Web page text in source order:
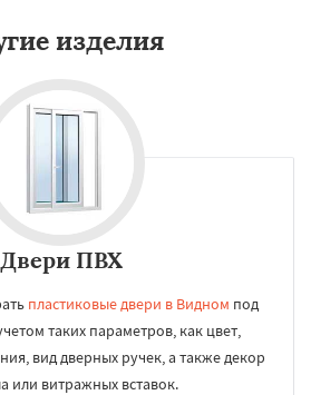
изделия
Двери ПВХ
пластиковые двери в Видном под
таких параметров, как цвет,
вид дверных ручек, а также декор
или витражных вставок.